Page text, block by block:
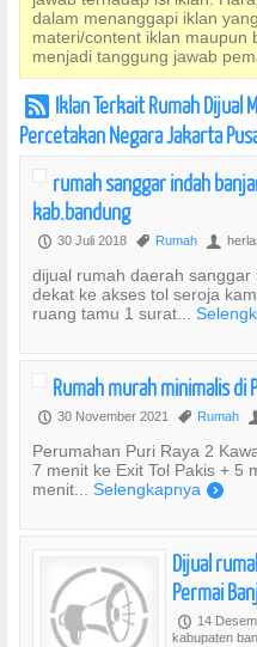
dalam menanggapi iklan
materi/content iklan maupun
menjadi tanggung jawab
r Iklan Terkait Rumah Dijual
Percetakan Negara Jakarta
rumah sanggar indah
kab.bandung
P 30 Juli 2018 , Rumah U
dijual rumah daerah
dekat ke akses tol seroja
ruang tamu 1 surat...
Rumah murah minimalis di
P 30 November 2021 , Rumah
Perumahan Puri Raya 2
7 menit ke Exit Tol Pakis + 5
menit... Selengkapnya )
Dijual
Permai
P 14
kabupaten